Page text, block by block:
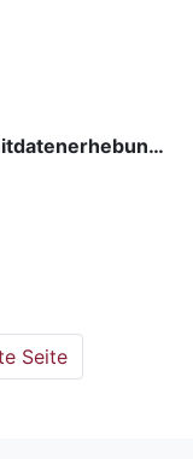
processstep_ax_li_processstep_mitdatenerhebung_description
Seite